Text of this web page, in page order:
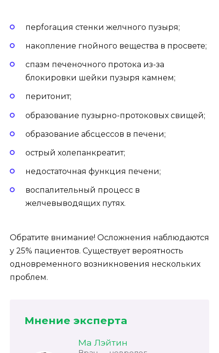
перforация стенки желчного пузыря;
накопление гнойного вещества в просвете;
спазм печеночного протока из-за
блокировки шейки пузыря камнем;
перитонит;
образование пузырно-протоковых свищей;
образование абсцессов в печени;
острый холепанкреатит;
недостаточная функция печени;
воспалительный процесс в
желчевыводящих путях.
Обратите внимание! Осложнения наблюдаются
у 25% пациентов. Существует вероятность
одновременного возникновения нескольких
проблем.
Мнение эксперта
Ма Лэйтин